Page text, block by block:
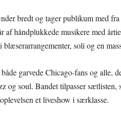
bredt og tager publikum med
af håndplukkede musikere med
blæserarrangementer, soli og en
garvede Chicago-fans og alle,
og soul. Bandet tilpasser sætlisten,
et liveshow i særklasse.